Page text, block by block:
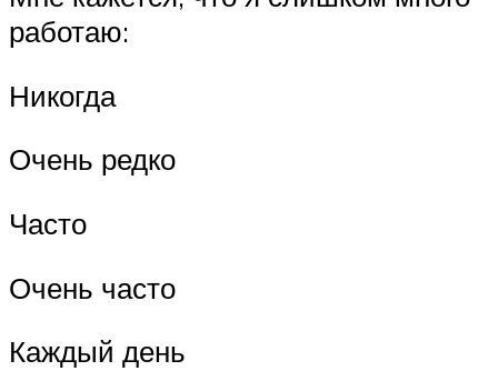
работаю:
Никогда
Очень редко
Часто
Очень часто
Каждый день